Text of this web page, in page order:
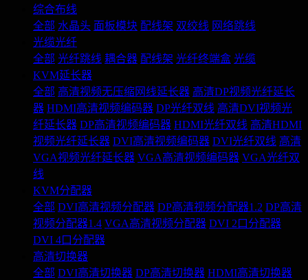
综合布线
全部 水晶头 面板模块 配线架 双绞线 网络跳线
光缆光纤
全部 光纤跳线 耦合器 配线架 光纤终端盒 光缆
KVM延长器
全部 高清视频无压缩网线延长器 高清DP视频光纤延长
器 HDMI高清视频编码器 DP光纤双线 高清DVI视频光
纤延长器 DP高清视频编码器 HDMI光纤双线 高清HDMI
视频光纤延长器 DVI高清视频编码器 DVI光纤双线 高清
VGA视频光纤延长器 VGA高清视频编码器 VGA光纤双
线
KVM分配器
全部 DVI高清视频分配器 DP高清视频分配器1.2 DP高清
视频分配器1.4 VGA高清视频分配器 DVI 2口分配器
DVI 4口分配器
高清切换器
全部 DVI高清切换器 DP高清切换器 HDMI高清切换器